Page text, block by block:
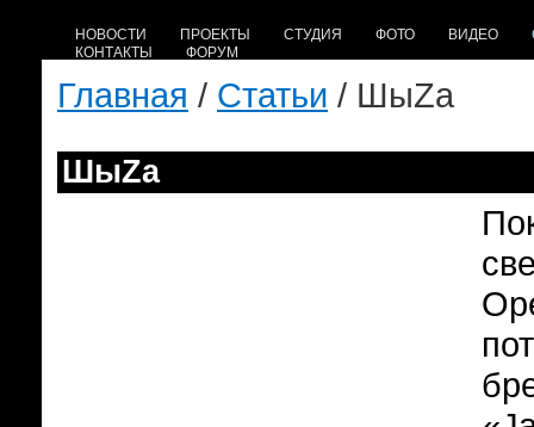
НОВОСТИ ПРОЕКТЫ СТУДИЯ ФОТО ВИДЕО
КОНТАКТЫ
ФОРУМ
Главная / Статьи / ШыZа
ШыZа